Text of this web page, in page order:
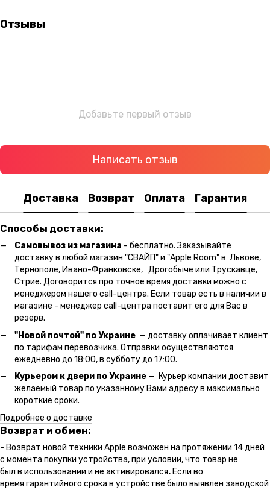
Отзывы
Добавьте первый отзыв
Написать отзыв
Доставка Возврат Оплата Гарантия
Способы доставки:
Самовывоз из магазина - бесплатно. Заказывайте
доставку в любой магазин "СВАЙП" и "Apple Room" в Львове,
Тернополе, Ивано-Франковске, Дрогобыче или Трускавце,
Стрие. Договорится про точное время доставки можно с
менеджером нашего call-центра. Если товар есть в наличии в
магазине - менеджер call-центра поставит его для Вас в
резерв.
"Новой почтой" по Украине — доставку оплачивает клиент
по тарифам перевозчика. Отправки осуществляются
ежедневно до 18:00, в субботу до 17:00.
Курьером к двери по Украине — Курьер компании доставит
желаемый товар по указанному Вами адресу в максимально
короткие сроки.
Подробнее о доставке
Возврат и обмен:
- Возврат новой техники Apple возможен на протяжении 14 дней
с момента покупки устройства, при условии, что товар не
был в использовании и не активировался. Если во
время гарантийного срока в устройстве было выявлен заводской